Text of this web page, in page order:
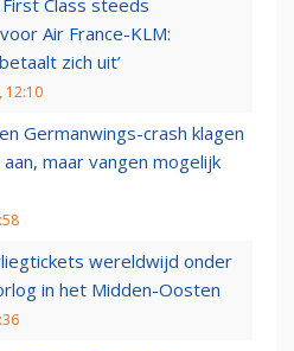
Class steeds
Air France-KLM:
zich uit’
12:10
Germanwings-crash klagen
maar vangen mogelijk
wereldwijd onder
in het Midden-Oosten